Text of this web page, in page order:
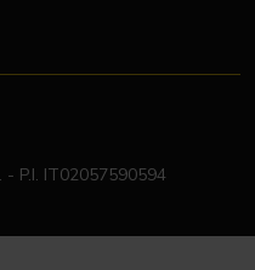
P.I. IT02057590594